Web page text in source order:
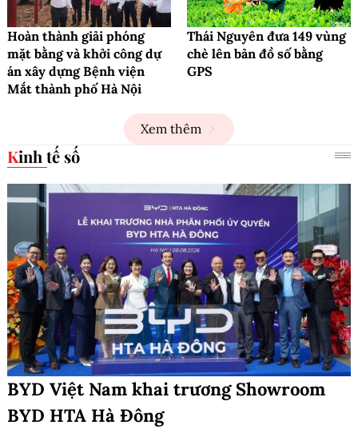
Hoàn thành giải phóng
mặt bằng và khởi công dự
án xây dựng Bệnh viện
Mắt thành phố Hà Nội
Thái Nguyên đưa 149 vùng
chè lên bản đồ số bằng
GPS
Xem thêm
Kinh tế số
BYD Việt Nam khai trương Showroom
BYD HTA Hà Đông